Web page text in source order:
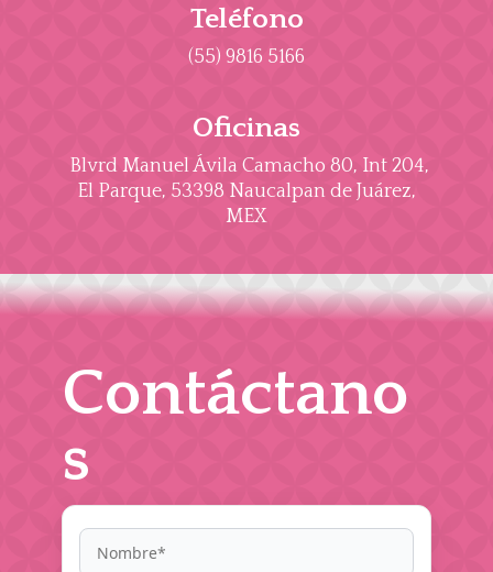
Teléfono
(55) 9816 5166
Oficinas
Blvrd Manuel Ávila Camacho 80, Int 204,
El Parque, 53398 Naucalpan de Juárez,
MEX
Contáctano
s